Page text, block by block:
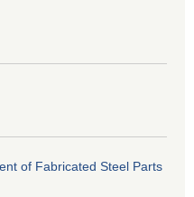
of Fabricated Steel Parts